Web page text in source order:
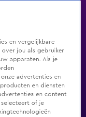
Genres
en vergelijkbare
over jou als gebruiker
apparaten. Als je
advertenties en
en diensten
en content
selecteert of je